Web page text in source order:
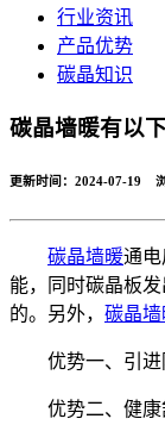
行业资讯
产品优势
碳晶知识
碳晶墙暖有以
更新时间：2024-07-19 浏
碳晶墙暖通
能，同时碳晶板
的。另外， 碳晶墙
优势一、引进
优势二、健康